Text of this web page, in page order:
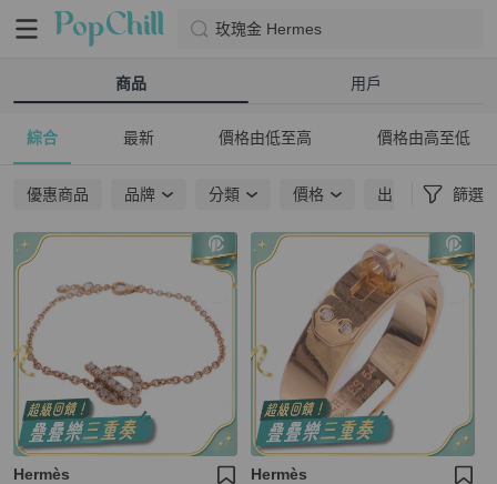
玫瑰金 Hermes
商品 用戶
綜合 最新 價格由低至高 價格由高至低
優惠商品 品牌 分類 價格 出貨地點 篩選
Hermès Hermès